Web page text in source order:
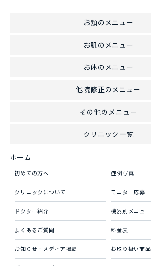
お顔のメニュー
お肌のメニュー
お体のメニュー
他院修正のメニュー
その他のメニュー
クリニック一覧
ホーム
初めての方へ 症例写真
クリニックについて モニター応募
ドクター紹介 機器別メニュー
よくあるご質問 料金表
お知らせ・メディア掲載 お取り扱い商品